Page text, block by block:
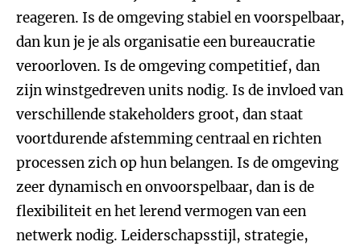
reageren. Is de omgeving stabiel en voorspelbaar,
dan kun je je als organisatie een bureaucratie
veroorloven. Is de omgeving competitief, dan
zijn winstgedreven units nodig. Is de invloed van
verschillende stakeholders groot, dan staat
voortdurende afstemming centraal en richten
processen zich op hun belangen. Is de omgeving
zeer dynamisch en onvoorspelbaar, dan is de
flexibiliteit en het lerend vermogen van een
netwerk nodig. Leiderschapsstijl, strategie,